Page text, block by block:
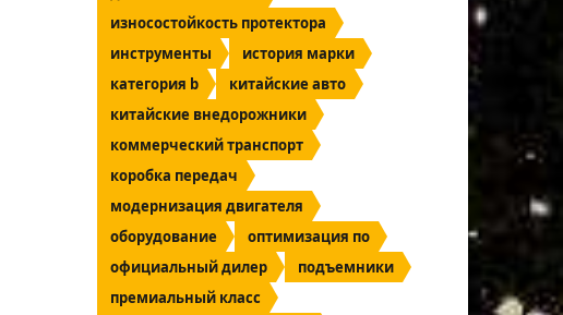
износостойкость протектора
инструменты
история марки
категория b
китайские авто
китайские внедорожники
коммерческий транспорт
коробка передач
модернизация двигателя
оборудование
оптимизация по
официальный дилер
подъемники
премиальный класс